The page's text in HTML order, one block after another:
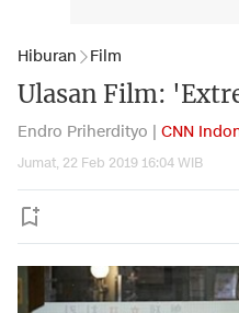
Hiburan Film
Ulasan Film:
Endro Priherdityo | CNN
Jumat, 22 Feb 2019 16:04 WIB